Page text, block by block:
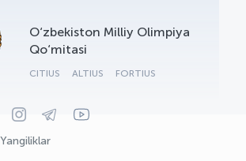
O‘zbekiston Milliy Olimpiya
Qo‘mitasi
CITIUS ALTIUS FORTIUS
Yangiliklar
AI - yordamchi